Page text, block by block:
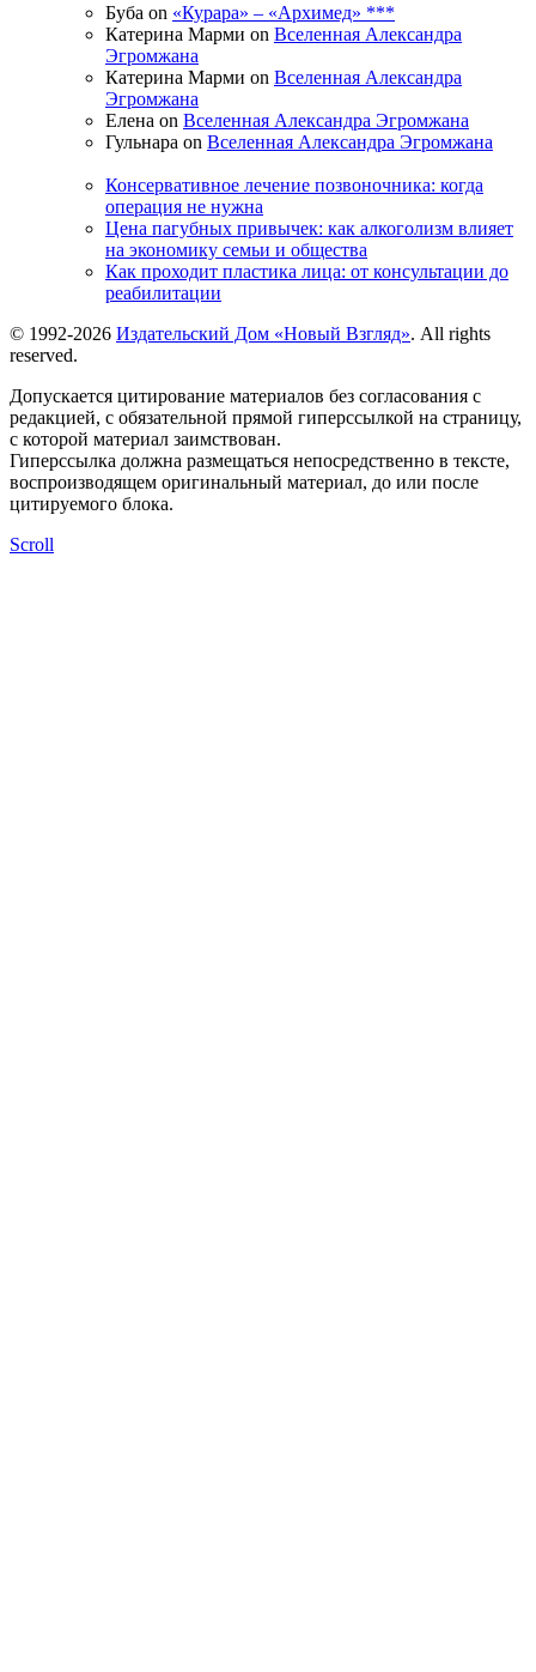
Буба on «Курара» – «Архимед» ***
Катерина Марми on Вселенная Александра
Эгромжана
Катерина Марми on Вселенная Александра
Эгромжана
Елена on Вселенная Александра Эгромжана
Гульнара on Вселенная Александра Эгромжана
Консервативное лечение позвоночника: когда
операция не нужна
Цена пагубных привычек: как алкоголизм влияет
на экономику семьи и общества
Как проходит пластика лица: от консультации до
реабилитации
© 1992-2026 Издательский Дом «Новый Взгляд». All rights
reserved.
Допускается цитирование материалов без согласования с
редакцией, с обязательной прямой гиперссылкой на страницу,
с которой материал заимствован.
Гиперссылка должна размещаться непосредственно в тексте,
воспроизводящем оригинальный материал, до или после
цитируемого блока.
Scroll